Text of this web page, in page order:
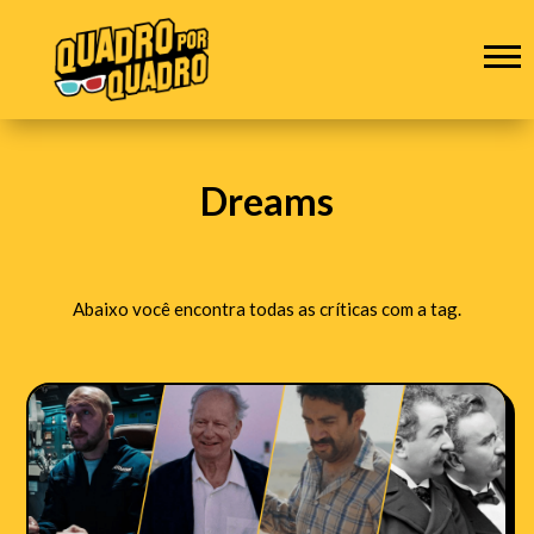
Dreams
Abaixo você encontra todas as críticas com a tag.